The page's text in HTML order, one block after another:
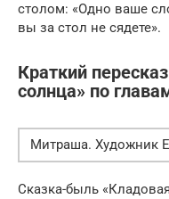
столом: «Одно ваше
вы за стол не сядете».
Краткий
солнца» по
Митраша. Художник
Сказка-быль